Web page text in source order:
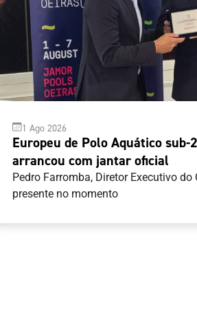
1 Ago 2026
Europeu de Polo Aquático sub-
arrancou com jantar oficial
Pedro Farromba, Diretor Executivo do
presente no momento